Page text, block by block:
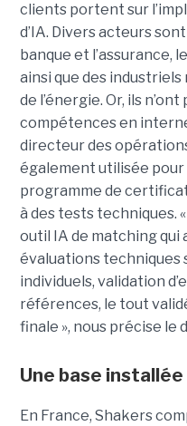
clients portent sur
d’IA. Divers acteurs
banque et l’assurance,
ainsi que des
de l’énergie. Or, ils
compétences en
directeur des
également utilisée
programme de
à des tests techniques.
outil IA de matching qui
évaluations techniques
individuels, validation
références, le tout
finale », nous précise le
Une base
En France, Shakers